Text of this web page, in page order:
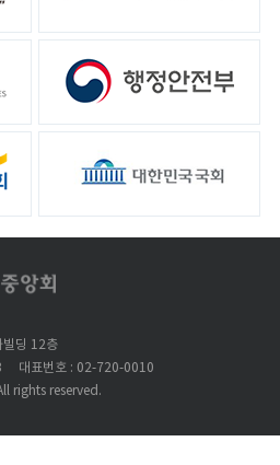
빌딩 12층
대표번호 : 02-720-0010
rights reserved.